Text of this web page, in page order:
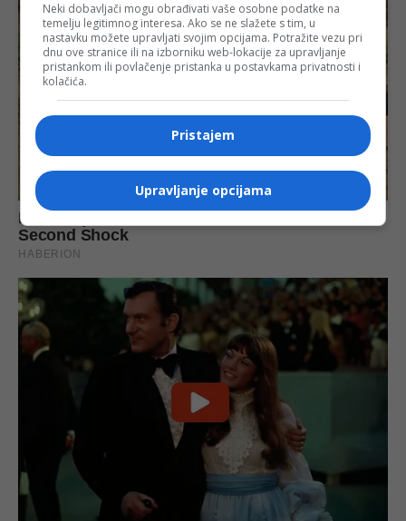
Neki dobavljači mogu obrađivati vaše osobne podatke na
temelju legitimnog interesa. Ako se ne slažete s tim, u
nastavku možete upravljati svojim opcijama. Potražite vezu pri
dnu ove stranice ili na izborniku web-lokacije za upravljanje
pristankom ili povlačenje pristanka u postavkama privatnosti i
kolačića.
Pristajem
Upravljanje opcijama